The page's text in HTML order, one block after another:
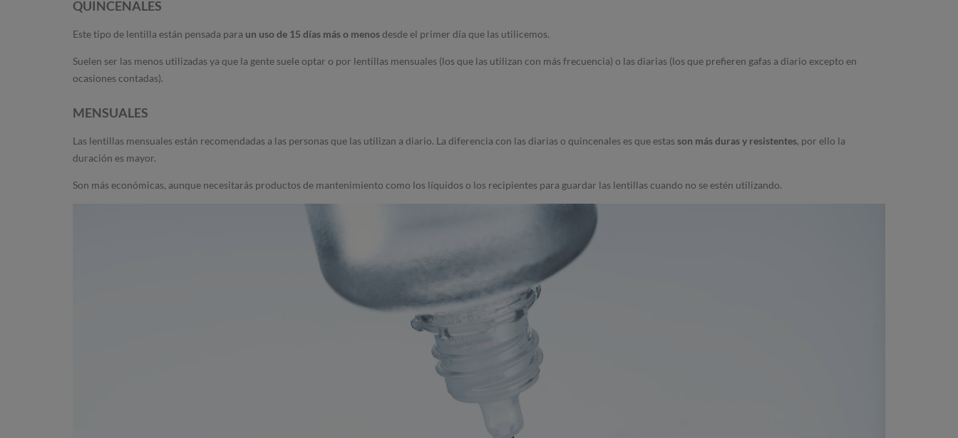
QUINCENALES
Este tipo de lentilla están pensada para un uso de 15 días más o menosdesde el primer día que las utilicemos.
Suelen ser las menos utilizadas ya que la gente suele optar o por lentillas mensuales (los que las utilizan con más frecuencia) o las diarias (los que prefieren gafas a diario excepto en
ocasiones contadas).
MENSUALES
Las lentillas mensuales están recomendadas a las personas que las utilizan a diario. La diferencia con las diarias o quincenales es que estasson más duras y resistentes, por ello la
duración es mayor.
Son más económicas, aunque necesitarás productos de mantenimiento como los líquidos o los recipientes para guardar las lentillas cuando no se estén utilizando.